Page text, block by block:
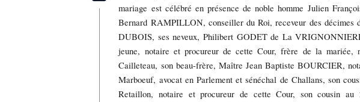
mariage est célébré en présence de noble homme Julien
Bernard RAMPILLON, conseiller du Roi, receveur des décimes
DUBOIS, ses neveux, Philibert GODET de La
jeune, notaire et procureur de cette Cour, frère de la
Cailleteau, son beau-frère, Maître Jean Baptiste BOURCIER,
Marboeuf, avocat en Parlement et sénéchal de Challans, son
Retaillon, notaire et procureur de cette Cour, son cousin au